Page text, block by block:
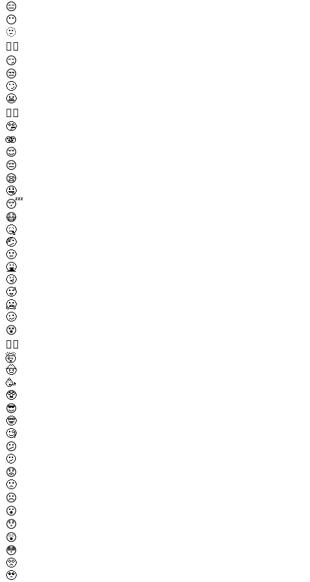
😑
😶
🫥
😶‍🌫️
😏
😒
🙄
😬
😮‍💨
🤥
🫨
😌
😔
😪
🤤
😴
😷
🤒
🤕
🤢
🤮
🤧
🥵
🥶
🥴
😵
😵‍💫
🤯
🤠
🥳
🥸
😎
🤓
🧐
😕
🫤
😟
🙁
☹️
😮
😯
😲
😳
🥺
🥹